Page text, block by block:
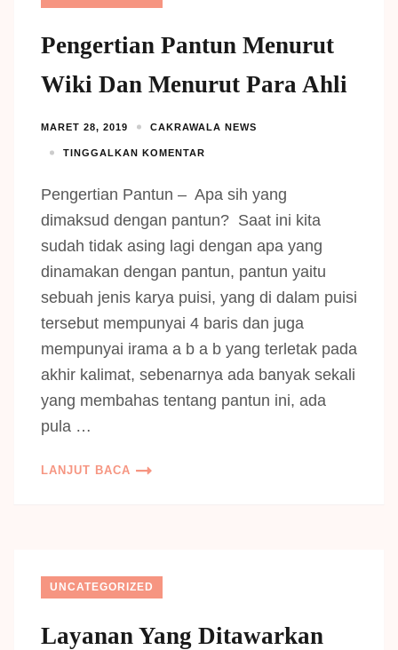
Pengertian Pantun Menurut
Wiki Dan Menurut Para Ahli
MARET 28, 2019 CAKRAWALA NEWS
TINGGALKAN KOMENTAR
Pengertian Pantun – Apa sih yang
dimaksud dengan pantun? Saat ini kita
sudah tidak asing lagi dengan apa yang
dinamakan dengan pantun, pantun yaitu
sebuah jenis karya puisi, yang di dalam puisi
tersebut mempunyai 4 baris dan juga
mempunyai irama a b a b yang terletak pada
akhir kalimat, sebenarnya ada banyak sekali
yang membahas tentang pantun ini, ada
pula …
LANJUT BACA
UNCATEGORIZED
Layanan Yang Ditawarkan